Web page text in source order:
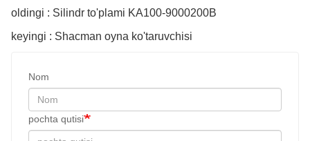
oldingi : Silindr to'plami KA100-9000200B
keyingi : Shacman oyna ko'taruvchisi
Nom
pochta qutisi